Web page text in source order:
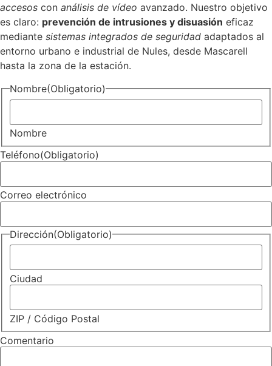
accesos con análisis de vídeo avanzado. Nuestro objetivo
es claro: prevención de intrusiones y disuasión eficaz
mediante sistemas integrados de seguridad adaptados al
entorno urbano e industrial de Nules, desde Mascarell
hasta la zona de la estación.
Nombre(Obligatorio)
Nombre
Teléfono(Obligatorio)
Correo electrónico
Dirección(Obligatorio)
Ciudad
ZIP / Código Postal
Comentario